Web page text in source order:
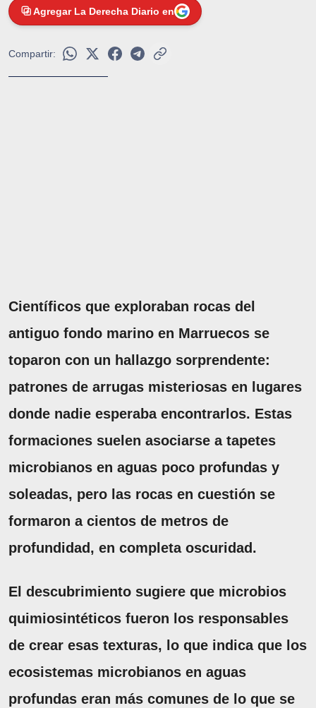
Agregar La Derecha Diario en
Compartir:
Científicos que exploraban rocas del
antiguo fondo marino en Marruecos se
toparon con un hallazgo sorprendente:
patrones de arrugas misteriosas en lugares
donde nadie esperaba encontrarlos. Estas
formaciones suelen asociarse a tapetes
microbianos en aguas poco profundas y
soleadas, pero las rocas en cuestión se
formaron a cientos de metros de
profundidad, en completa oscuridad.
El descubrimiento sugiere que microbios
quimiosintéticos fueron los responsables
de crear esas texturas, lo que indica que los
ecosistemas microbianos en aguas
profundas eran más comunes de lo que se